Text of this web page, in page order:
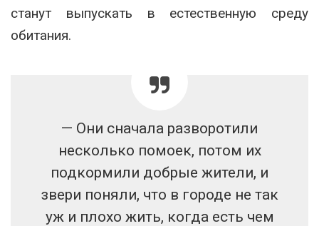
станут выпускать в естественную среду
обитания.
— Они сначала разворотили
несколько помоек, потом их
подкормили добрые жители, и
звери поняли, что в городе не так
уж и плохо жить, когда есть чем